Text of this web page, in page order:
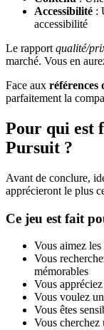
Accessibilité :
accessibilité
Le rapport qualité/
marché. Vous en
Face aux références
parfaitement la
Pour qui est
Pursuit ?
Avant de conclure,
apprécieront le plus
Ce jeu est fait
Vous aimez les
Vous
mémorables
Vous
Vous voulez
Vous êtes
Vous cherchez